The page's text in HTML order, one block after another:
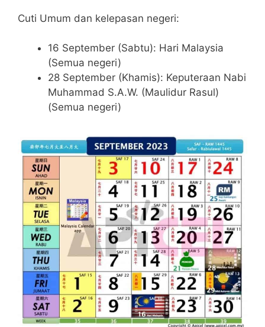
Cuti Umum dan kelepasan negeri:
16 September (Sabtu): Hari Malaysia
(Semua negeri)
28 September (Khamis): Keputeraan Nabi
Muhammad S.A.W. (Maulidur Rasul)
(Semua negeri)